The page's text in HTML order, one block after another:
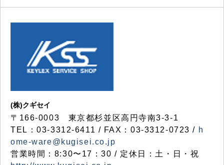
(株)クギセイ
〒166-0003 東京都杉並区高円寺南3-3-1
TEL：03-3312-6411 / FAX：03-3312-0723 / h
ome-ware@kugisei.co.jp
営業時間：8:30〜17：30 / 定休日：土・日・祝